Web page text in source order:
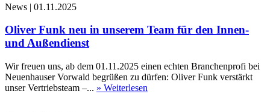
News | 01.11.2025
Oliver Funk neu in unserem Team für den Innen-
und Außendienst
Wir freuen uns, ab dem 01.11.2025 einen echten Branchenprofi bei
Neuenhauser Vorwald begrüßen zu dürfen: Oliver Funk verstärkt
unser Vertriebsteam –... » Weiterlesen